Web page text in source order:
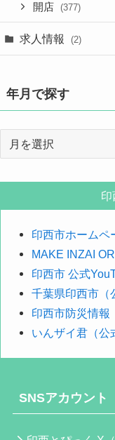
開店 (377)
求人情報 (2)
年月で探す
す
印
印西市ホームペ
MAKE INZAI
印西市 公式
千葉県印西市（
印西市防災情報
いんザイ君（公
SNSアカウント